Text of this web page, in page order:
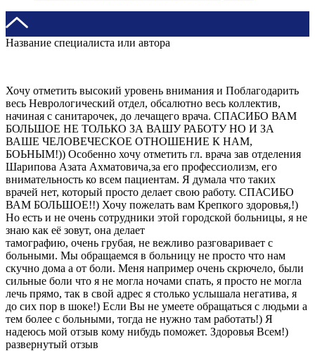
Название специалиста или автора
Хочу отметить высокий уровень внимания и Поблагодарить
весь Неврологический отдел, обсалютно весь коллектив,
начиная с санитарочек, до лечащего врача. СПАСИБО ВАМ
БОЛЬШОЕ НЕ ТОЛЬКО ЗА ВАШУ РАБОТУ НО И ЗА
ВАШЕ ЧЕЛОВЕЧЕСКОЕ ОТНОШЕНИЕ К НАМ,
БОЬНЫМ!)) Особенно хочу отметить гл. врача зав отделения
Шарипова Азата Ахматовича,за его профессиолизм, его
внимательность ко всем пациентам. Я думала что таких
врачей нет, который просто делает свою работу. СПАСИБО
ВАМ БОЛЬШОЕ!!) Хочу пожелать вам Крепкого здоровья,!)
Но есть и не очень сотрудники этой городской больницы, я не
знаю как её зовут, она делает
тамографию, очень грубая, не вежливо разговаривает с
больными. Мы обращаемся в больницу не просто что нам
скучно дома а от боли. Меня например очень скрючело, были
сильные боли что я не могла ночами спать, я просто не могла
лечь прямо, так в свой адрес я столько услышала негатива, я
до сих пор в шоке!) Если Вы не умеете обращаться с людьми а
тем более с больными, тогда не нужно там работать!) Я
надеюсь мой отзыв кому нибудь поможет. Здоровья Всем!)
развернутый отзыв